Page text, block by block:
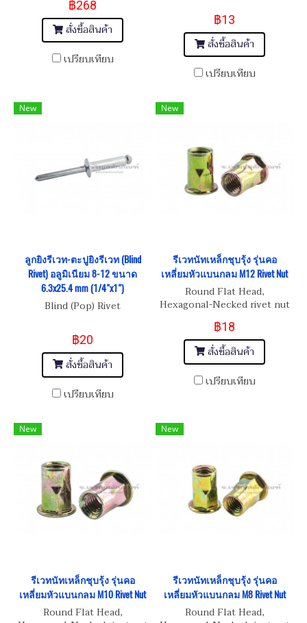
฿268
สั่งซื้อสินค้า
เปรียบเทียบ
฿13
สั่งซื้อสินค้า
เปรียบเทียบ
New
ลูกยิงรีเวท-ตะปูยิงรีเวท (Blind
Rivet) อลูมิเนียม 8-12 ขนาด
6.3x25.4 mm (1/4"x1")
Blind (Pop) Rivet
฿20
สั่งซื้อสินค้า
เปรียบเทียบ
New
รีเวทนัทเหล็กชุบรุ้ง รุ่นคอ
เหลี่ยมหัวแบนกลม M12 Rivet Nut
Round Flat Head,
Hexagonal-Necked rivet nut
M12
฿18
สั่งซื้อสินค้า
เปรียบเทียบ
New
รีเวทนัทเหล็กชุบรุ้ง รุ่นคอ
เหลี่ยมหัวแบนกลม M10 Rivet Nut
Round Flat Head,
New
รีเวทนัทเหล็กชุบรุ้ง รุ่นคอ
เหลี่ยมหัวแบนกลม M8 Rivet Nut
Round Flat Head,